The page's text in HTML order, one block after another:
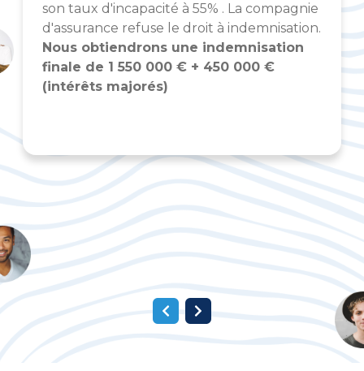
son taux d'incapacité à 55% . La compagnie
d'assurance refuse le droit à indemnisation.
Nous obtiendrons une indemnisation
finale de 1 550 000 € + 450 000 €
(intérêts majorés)